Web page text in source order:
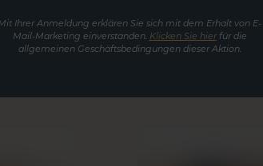
Ihrer Anmeldung erklären Sie sich mit dem Erhalt von E-
Mail-Marketing einverstanden. Klicken Sie hierfür die
allgemeinen Geschäftsbedingungen dieser Aktion.